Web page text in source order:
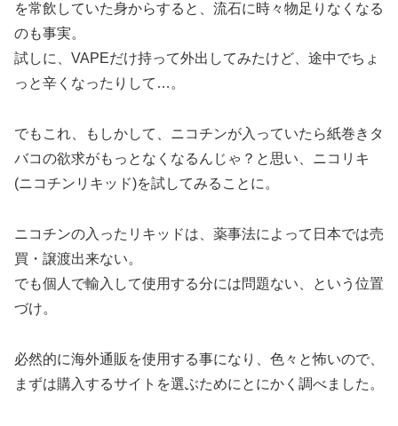
を常飲していた身からすると、流石に時々物足りなくなる
のも事実。
試しに、VAPEだけ持って外出してみたけど、途中でちょ
っと辛くなったりして…。
でもこれ、もしかして、ニコチンが入っていたら紙巻きタ
バコの欲求がもっとなくなるんじゃ？と思い、ニコリキ
(ニコチンリキッド)を試してみることに。
ニコチンの入ったリキッドは、薬事法によって日本では売
買・譲渡出来ない。
でも個人で輸入して使用する分には問題ない、という位置
づけ。
必然的に海外通販を使用する事になり、色々と怖いので、
まずは購入するサイトを選ぶためにとにかく調べました。